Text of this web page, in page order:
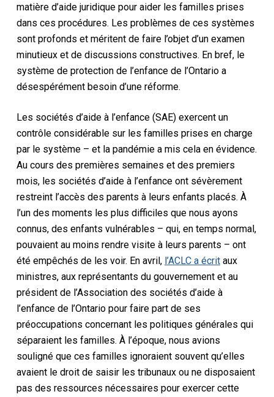
matière d’aide juridique pour aider les familles prises
dans ces procédures. Les problèmes de ces systèmes
sont profonds et méritent de faire l’objet d’un examen
minutieux et de discussions constructives. En bref, le
système de protection de l’enfance de l’Ontario a
désespérément besoin d’une réforme.
Les sociétés d’aide à l’enfance (SAE) exercent un
contrôle considérable sur les familles prises en charge
par le système – et la pandémie a mis cela en évidence.
Au cours des premières semaines et des premiers
mois, les sociétés d’aide à l’enfance ont sévèrement
restreint l’accès des parents à leurs enfants placés. À
l’un des moments les plus difficiles que nous ayons
connus, des enfants vulnérables – qui, en temps normal,
pouvaient au moins rendre visite à leurs parents – ont
été empêchés de les voir. En avril, l’ACLC a écritaux
ministres, aux représentants du gouvernement et au
président de l’Association des sociétés d’aide à
l’enfance de l’Ontario pour faire part de ses
préoccupations concernant les politiques générales qui
séparaient les familles. À l’époque, nous avions
souligné que ces familles ignoraient souvent qu’elles
avaient le droit de saisir les tribunaux ou ne disposaient
pas des ressources nécessaires pour exercer cette